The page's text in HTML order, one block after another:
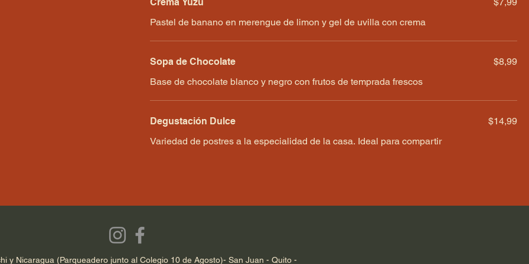
Pastel de banano en merengue de limon y gel de uvilla con crema
Sopa de Chocolate
Base de chocolate blanco y negro con frutos de temprada frescos
$8,99
Degustación Dulce
Variedad de postres a la especialidad de la casa. Ideal para compartir
$14,99
y Nicaragua (Parqueadero junto al Colegio 10 de Agosto)- San Juan - Quito -